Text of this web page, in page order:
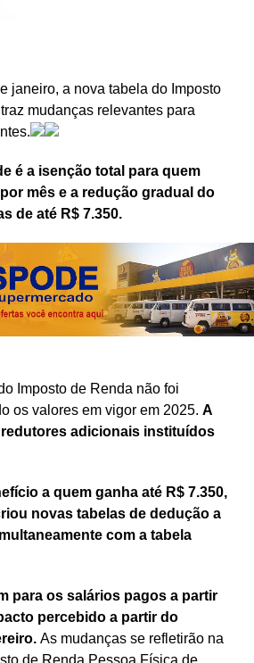
janeiro, a nova tabela do Imposto
mudanças relevantes para
é a isenção total para quem
mês e a redução gradual do
de até R$ 7.350.
Imposto de Renda não foi
os valores em vigor em 2025. A
adicionais instituídos
a quem ganha até R$ 7.350,
novas tabelas de dedução a
com a tabela
para os salários pagos a partir
percebido a partir do
As mudanças se refletirão na
de Renda Pessoa Física de